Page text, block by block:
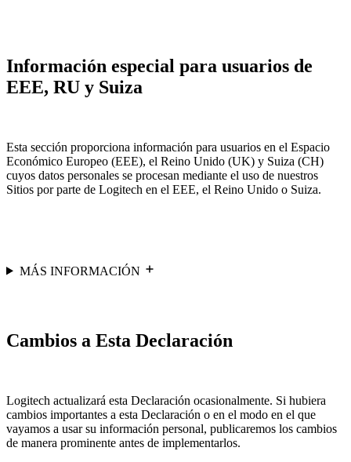
Información especial para usuarios de
EEE, RU y Suiza
Esta sección proporciona información para usuarios en el Espacio
Económico Europeo (EEE), el Reino Unido (UK) y Suiza (CH)
cuyos datos personales se procesan mediante el uso de nuestros
Sitios por parte de Logitech en el EEE, el Reino Unido o Suiza.
MÁS INFORMACIÓN
Cambios a Esta Declaración
Logitech actualizará esta Declaración ocasionalmente. Si hubiera
cambios importantes a esta Declaración o en el modo en el que
vayamos a usar su información personal, publicaremos los cambios
de manera prominente antes de implementarlos.